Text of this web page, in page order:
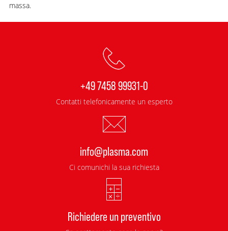
massa.
+49 7458 99931-0
Contatti telefonicamente un esperto
info@plasma.com
Ci comunichi la sua richiesta
Richiedere un preventivo